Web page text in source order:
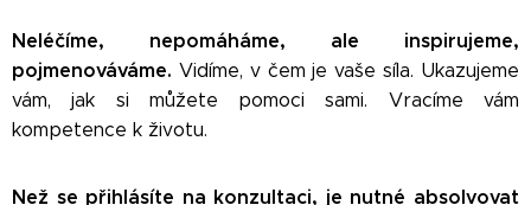
Neléčíme, nepomáháme, ale inspirujeme,
pojmenováváme. Vidíme, v čem je vaše síla. Ukazujeme
vám, jak si můžete pomoci sami. Vracíme vám
kompetence k životu.
Než se přihlásíte na konzultaci, je nutné absolvovat